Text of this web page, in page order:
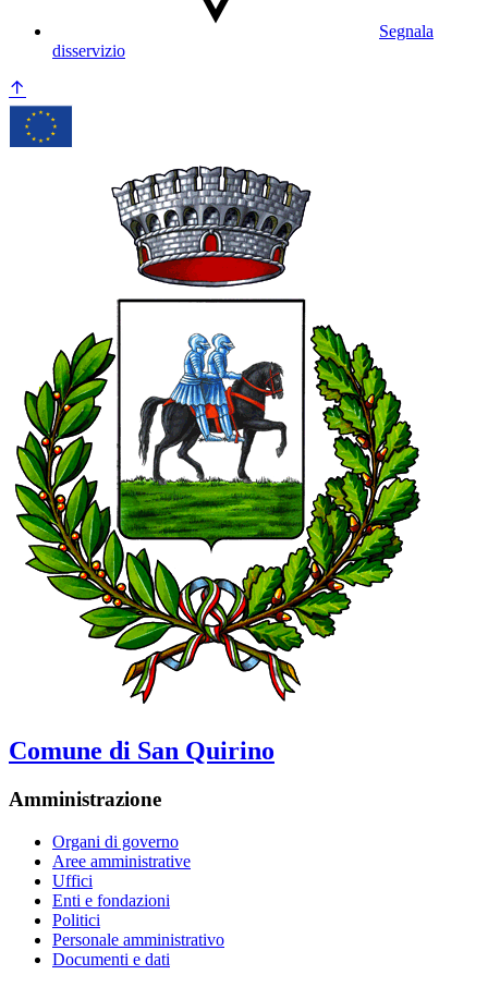
Segnala
disservizio
Comune di San Quirino
Amministrazione
Organi di governo
Aree amministrative
Uffici
Enti e fondazioni
Politici
Personale amministrativo
Documenti e dati